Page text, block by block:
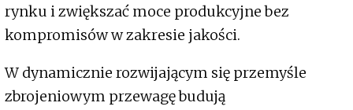
rynku i zwiększać moce produkcyjne bez
kompromisów w zakresie jakości.
W dynamicznie rozwijającym się przemyśle
zbrojeniowym przewagę budują